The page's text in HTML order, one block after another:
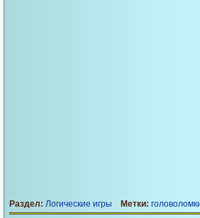
Раздел: Логические игры Метки: